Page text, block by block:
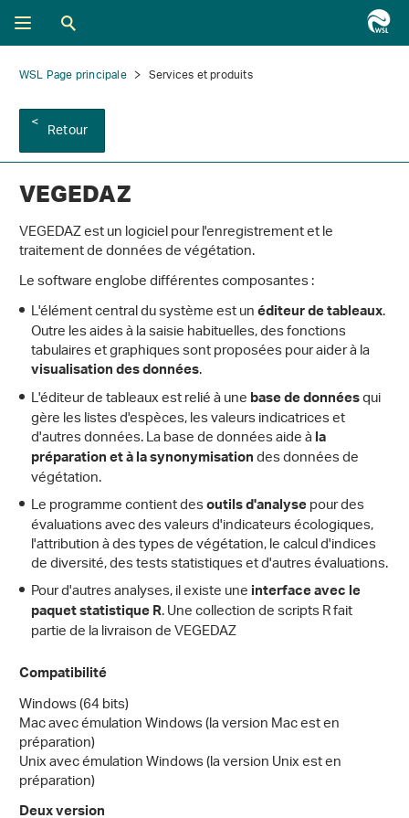
WSL Page principale Services et produits
Retour
VEGEDAZ
VEGEDAZ est un logiciel pour l'enregistrement et le
traitement de données de végétation.
Le software englobe différentes composantes :
L'élément central du système est unéditeur de tableaux.
Outre les aides à la saisie habituelles, des fonctions
tabulaires et graphiques sont proposées pour aider à la
visualisation des données.
L'éditeur de tableaux est relié à unebase de donnéesqui
gère les listes d'espèces, les valeurs indicatrices et
d'autres données. La base de données aide àla
préparation et à la synonymisationdes données de
végétation.
Le programme contient desoutils d'analysepour des
évaluations avec des valeurs d'indicateurs écologiques,
l'attribution à des types de végétation, le calcul d'indices
de diversité, des tests statistiques et d'autres évaluations.
Pour d'autres analyses, il existe uneinterface avec le
paquet statistique R. Une collection de scripts R fait
partie de la livraison de VEGEDAZ
Compatibilité
Windows (64 bits)
Mac avec émulation Windows (la version Mac est en
préparation)
Unix avec émulation Windows (la version Unix est en
préparation)